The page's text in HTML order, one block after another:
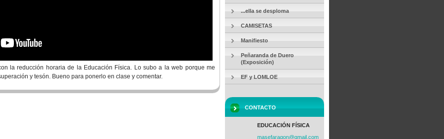
la reducción horaria de la Educación Física. Lo subo a la web porque me
y tesón. Bueno para ponerlo en clase y comentar.
...ella se desploma
CAMISETAS
Manifiesto
Peñaranda de Duero
(Exposición)
EF y LOMLOE
CONTACTO
EDUCACIÓN FÍSICA
masefaragon@gmail.com